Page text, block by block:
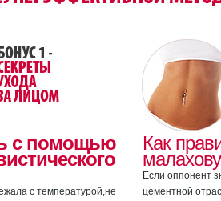
с помощью
с температурой,не
Как
малахову
Если оппонент
цементной